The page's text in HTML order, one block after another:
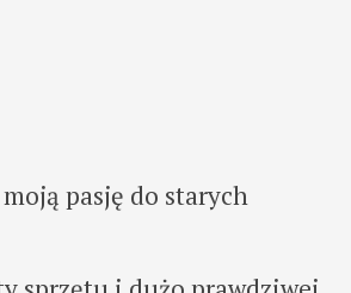
pasję do starych